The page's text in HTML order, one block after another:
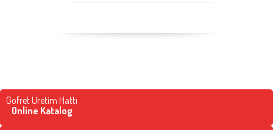
Gofret Üretim Hattı
Online Katalog